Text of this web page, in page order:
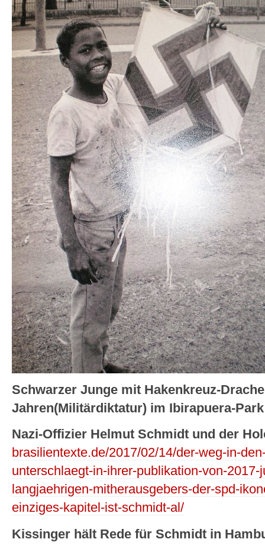
Schwarzer Junge mit Hakenkreuz-
Jahren(Militärdiktatur) im Ibirapuera-
Nazi-Offizier Helmut Schmidt und der
brasilientexte.de/2017/02/14/der-weg-in-
unterschlaegt-in-ihrer-publikation-von-2017-
langjaehrigen-mitherausgebers-der-spd-
einziges-kapitel-ist-schmidt-al/
Kissinger hält Rede für Schmidt in